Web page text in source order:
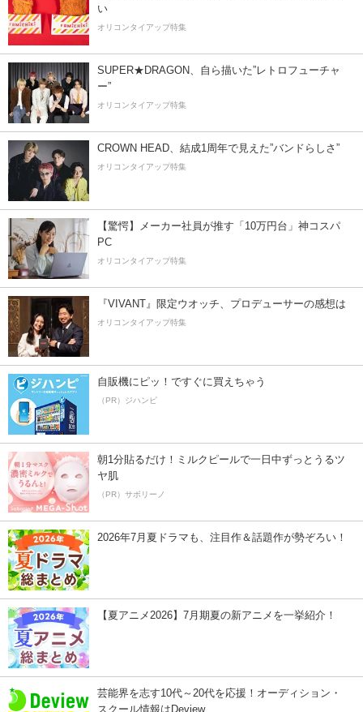
い
オリコンタイアップ特集
SUPER★DRAGON、自ら描いた”レトロフューチャ
ー”
オリコンタイアップ特集
CROWN HEAD、結成1周年で見えた”バンドらしさ”
オリコンタイアップ特集
【驚愕】メーカー社員が推す「10万円台」神コスパ
PC
オリコンタイアップ特集
『VIVANT』限定ウオッチ、プロデューサーの感想は
オリコンタイアップ特集
自販機にピッ！ですぐに買えちゃう
（PR）ジハンピ
朝1分貼るだけ！ミルクピールで一日中ずっとうるツ
ヤ肌
（PR）サボリーノ
2026年7月夏ドラマも、注目作＆話題作が勢ぞろい！
【夏アニメ2026】7月期夏の新アニメを一挙紹介！
芸能界を志す10代～20代を応援！オーディション・
スクール情報はDeview